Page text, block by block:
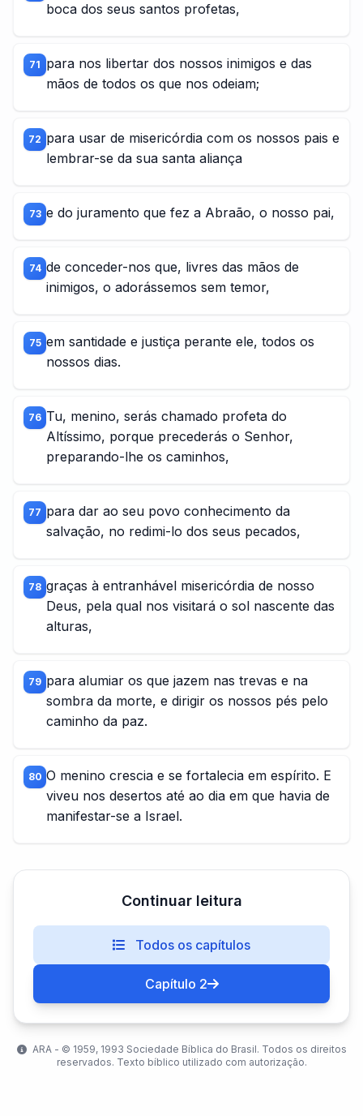
boca dos seus santos profetas,
71 para nos libertar dos nossos inimigos e das
mãos de todos os que nos odeiam;
72 para usar de misericórdia com os nossos pais e
lembrar-se da sua santa aliança
73 e do juramento que fez a Abraão, o nosso pai,
74 de conceder-nos que, livres das mãos de
inimigos, o adorássemos sem temor,
75 em santidade e justiça perante ele, todos os
nossos dias.
76 Tu, menino, serás chamado profeta do
Altíssimo, porque precederás o Senhor,
preparando-lhe os caminhos,
77 para dar ao seu povo conhecimento da
salvação, no redimi-lo dos seus pecados,
78 graças à entranhável misericórdia de nosso
Deus, pela qual nos visitará o sol nascente das
alturas,
79 para alumiar os que jazem nas trevas e na
sombra da morte, e dirigir os nossos pés pelo
caminho da paz.
80 O menino crescia e se fortalecia em espírito. E
viveu nos desertos até ao dia em que havia de
manifestar-se a Israel.
Continuar leitura
Todos os capítulos
Capítulo 2
ARA - ©️ 1959, 1993 Sociedade Bíblica do Brasil. Todos os direitos
reservados. Texto bíblico utilizado com autorização.